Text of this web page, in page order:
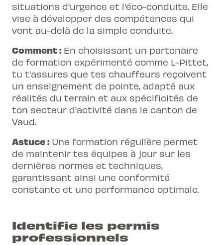
situations d'urgence et l'éco-conduite. Elle
vise à développer des compétences qui
vont au-delà de la simple conduite.
Comment : En choisissant un partenaire
de formation expérimenté comme L-Pittet,
tu t'assures que tes chauffeurs reçoivent
un enseignement de pointe, adapté aux
réalités du terrain et aux spécificités de
ton secteur d'activité dans le canton de
Vaud.
Astuce : Une formation régulière permet
de maintenir tes équipes à jour sur les
dernières normes et techniques,
garantissant ainsi une conformité
constante et une performance optimale.
Identifie les permis
professionnels